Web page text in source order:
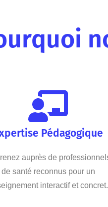
Pédagogique
auprès de
de santé reconnus pour un
interactif et concret.